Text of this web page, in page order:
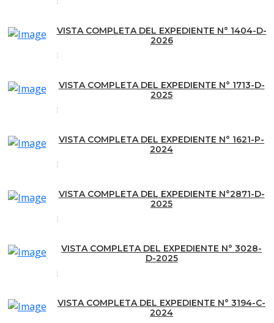
VISTA COMPLETA DEL EXPEDIENTE N° 1404-D-
2026
VISTA COMPLETA DEL EXPEDIENTE N° 1713-D-
2025
VISTA COMPLETA DEL EXPEDIENTE N° 1621-P-
2024
VISTA COMPLETA DEL EXPEDIENTE N°2871-D-
2025
VISTA COMPLETA DEL EXPEDIENTE N° 3028-
D-2025
VISTA COMPLETA DEL EXPEDIENTE N° 3194-C-
2024